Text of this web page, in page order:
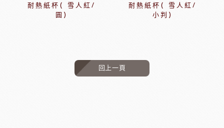
耐熱紙杯( 雪人紅/
圓)
耐熱紙杯( 雪人紅/
小判)
回上一頁